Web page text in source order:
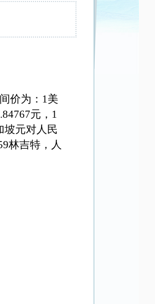
价为： 1美
元， 1
坡元对人民
林吉特，人